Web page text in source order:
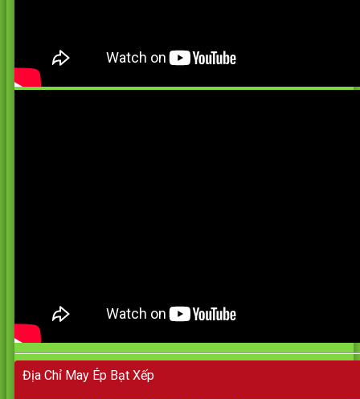
Địa Chỉ May Ép Bạt Xếp